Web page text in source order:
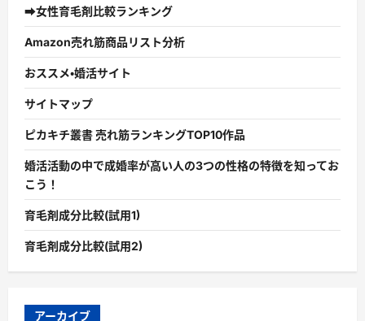
➡女性育毛剤比較ランキング
Amazon売れ筋商品リスト分析
おススメ・婚活サイト
サイトマップ
ピカキチ叢書 売れ筋ランキングTOP10作品
婚活活動の中で成婚率が高い人の3つの性格の特徴を知ってお
こう！
育毛剤成分比較(試用1)
育毛剤成分比較(試用2)
アーカイブ